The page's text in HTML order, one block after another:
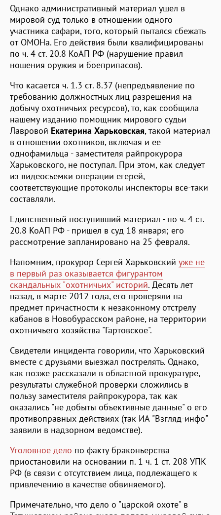
Однако административный материал ушел в
мировой суд только в отношении одного
участника сафари, того, который пытался сбежать
от ОМОНа. Его действия были квалифицированы
по ч. 4 ст. 20.8 КоАП РФ (нарушение правил
ношения оружия и боеприпасов).
Что касается ч. 1.3 ст. 8.37 (непредъявление по
требованию должностных лиц разрешения на
добычу охотничьих ресурсов), то, как сообщила
нашему изданию помощник мирового судьи
Лавровой Екатерина Харьковская, такой материал
в отношении охотников, включая и ее
однофамильца - заместителя райпрокурора
Харьковского, не поступал. При этом, как следует
из видеосъемки операции егерей,
соответствующие протоколы инспекторы все-таки
составляли.
Единственный поступивший материал - по ч. 4 ст.
20.8 КоАП РФ - пришел в суд 18 января; его
рассмотрение запланировано на 25 февраля.
Напомним, прокурор Сергей Харьковский уже не
в первый раз оказывается фигурантом
скандальных "охотничьих" историй. Десять лет
назад, в марте 2012 года, его проверяли на
предмет причастности к незаконному отстрелу
кабанов в Новобурасском районе, на территории
охотничьего хозяйства "Гартовское".
Свидетели инцидента говорили, что Харьковский
вместе с друзьями выезжал пострелять. Однако,
как позже рассказали в областной прокуратуре,
результаты служебной проверки сложились в
пользу заместителя райпрокурора, так как
оказались "не добыты объективные данные" о его
противоправных действиях (так ИА "Взгляд-инфо"
заявили в надзорном ведомстве).
Уголовное дело по факту браконьерства
приостановили на основании п. 1 ч. 1 ст. 208 УПК
РФ (в связи с отсутствием лица, подлежащего к
привлечению в качестве обвиняемого).
Примечательно, что дело о "царской охоте" в